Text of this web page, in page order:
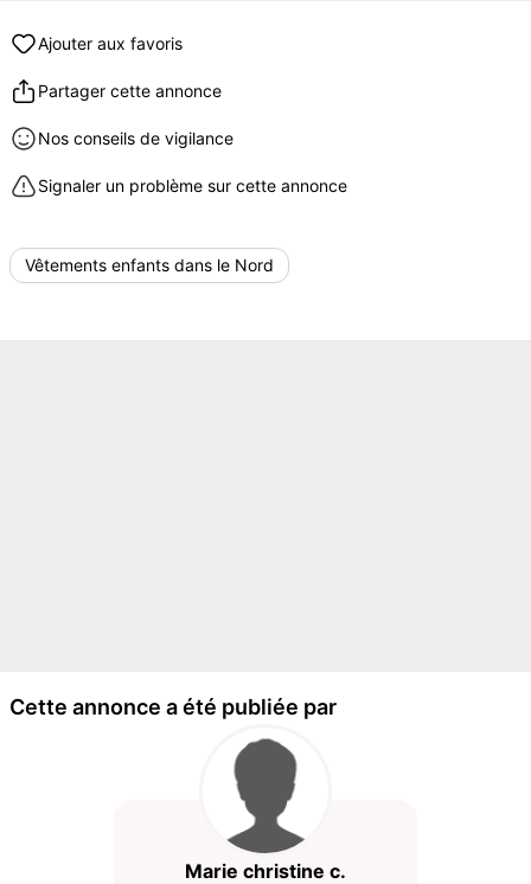
Ajouter aux favoris
Partager cette annonce
Nos conseils de vigilance
Signaler un problème sur cette annonce
Vêtements enfants dans le Nord
Cette annonce a été publiée par
Marie christine c.